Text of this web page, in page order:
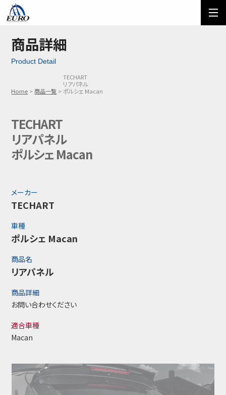
ご利用方法
メール問い合わせ
03-5674-7742
商品詳細
Product Detail
Home 商品一覧
TECHART
リアパネル
ポルシェ Macan
TECHART
リアパネル
ポルシェ Macan
メーカー
TECHART
車種
ポルシェ Macan
商品名
リアパネル
商品詳細
お問い合わせください
適合車種
Macan